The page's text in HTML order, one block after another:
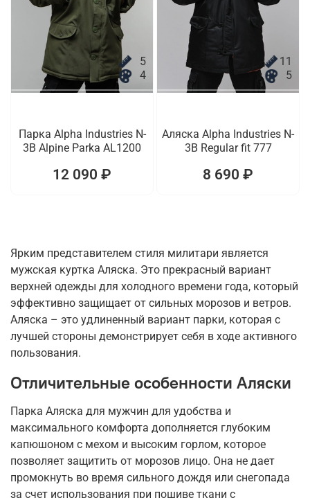
5
4
Парка Alpha Industries N-
3B Alpine Parka AL1200
12 090 ₽
11
5
Аляска Alpha Industries N-
3B Regular fit 777
8 690 ₽
Ярким представителем стиля милитари является
мужская куртка Аляска. Это прекрасный вариант
верхней одежды для холодного времени года, который
эффективно защищает от сильных морозов и ветров.
Аляска – это удлиненный вариант парки, которая с
лучшей стороны демонстрирует себя в ходе активного
пользования.
Отличительные особенности Аляски
Парка Аляска для мужчин для удобства и
максимального комфорта дополняется глубоким
капюшоном с мехом и высоким горлом, которое
позволяет защитить от морозов лицо. Она не дает
промокнуть во время сильного дождя или снегопада
за счет использования при пошиве ткани с